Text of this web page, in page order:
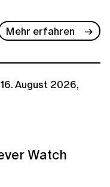
Mehr erfahren
August 2026,
Watch